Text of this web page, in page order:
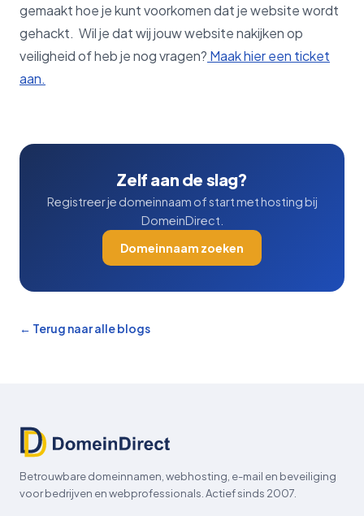
gemaakt hoe je kunt voorkomen dat je website wordt
gehackt. Wil je dat wij jouw website nakijken op
veiligheid of heb je nog vragen? Maak hier een ticket
aan.
Zelf aan de slag?
Registreer je domeinnaam of start met hosting bij
DomeinDirect.
Domeinnaam zoeken
← Terug naar alle blogs
Betrouwbare domeinnamen, webhosting, e-mail en beveiliging
voor bedrijven en webprofessionals. Actief sinds 2007.